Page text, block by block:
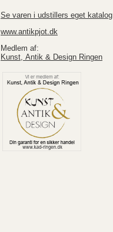
Se varen i udstillers eget katalog
www.antikpjot.dk
Medlem af:
Kunst, Antik & Design Ringen